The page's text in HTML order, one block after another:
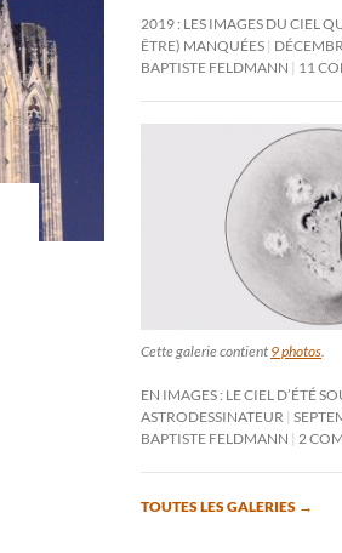
2019 : LES IMAGES DU CIEL
ÊTRE) MANQUÉES
BAPTISTE FELDMANN
11
Cette galerie contient 9 photos
EN IMAGES : LE CIEL D’ÉTÉ
ASTRODESSINATEUR
BAPTISTE FELDMANN
2
TOUTES LES GALERIES →